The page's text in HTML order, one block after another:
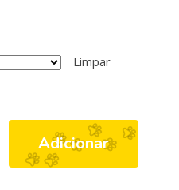
Limpar
Adicionar